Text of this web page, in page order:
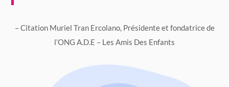
– Citation Muriel Tran Ercolano, Présidente et fondatrice de
l’ONG A.D.E – Les Amis Des Enfants